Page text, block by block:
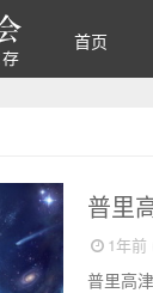
首页
外国名人 普里
1年前
普里高